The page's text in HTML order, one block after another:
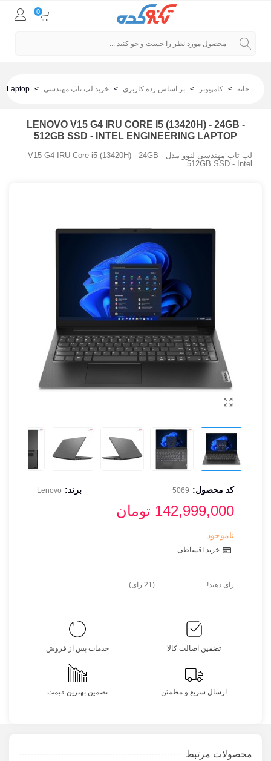
0
خانه > کامپیوتر > بر اساس رده کاربری > خرید لپ تاپ مهندسی >
Laptop
LENOVO V15 G4 IRU CORE I5 (13420H) - 24GB -
512GB SSD - INTEL ENGINEERING LAPTOP
لپ تاپ مهندسی لنوو مدل V15 G4 IRU Core i5 (13420H) - 24GB -
512GB SSD - Intel
کد محصول: 5069 برند: Lenovo
142,999,000 تومان
ناموجود
خرید اقساطی
رای دهید! (
21 رای)
تضمین اصالت کالا خدمات پس از فروش
ارسال سریع و مطمئن تضمین بهترین قیمت
محصولات مرتبط